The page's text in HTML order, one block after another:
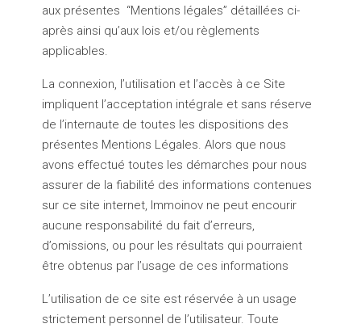
aux présentes “Mentions légales” détaillées ci-
après ainsi qu’aux lois et/ou règlements
applicables.
La connexion, l’utilisation et l’accès à ce Site
impliquent l’acceptation intégrale et sans réserve
de l’internaute de toutes les dispositions des
présentes Mentions Légales. Alors que nous
avons effectué toutes les démarches pour nous
assurer de la fiabilité des informations contenues
sur ce site internet, Immoinov ne peut encourir
aucune responsabilité du fait d’erreurs,
d’omissions, ou pour les résultats qui pourraient
être obtenus par l’usage de ces informations
L’utilisation de ce site est réservée à un usage
strictement personnel de l’utilisateur. Toute